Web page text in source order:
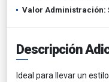
Valor Administración:
Descripción
Ideal para llevar un